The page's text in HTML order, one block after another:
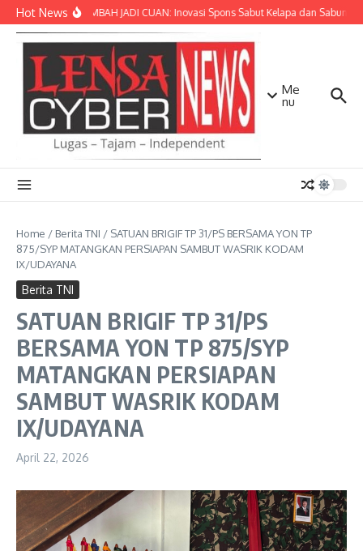
Lewati ke konten
Hot NewsSULAP LIMBAH JADI CUAN: Inovasi Spons Sabut Kelapa dan Sabun
Me
nu
Home / Berita TNI / SATUAN BRIGIF TP 31/PS BERSAMA YON TP
875/SYP MATANGKAN PERSIAPAN SAMBUT WASRIK KODAM
IX/UDAYANA
Berita TNI
SATUAN BRIGIF TP 31/PS
BERSAMA YON TP 875/SYP
MATANGKAN PERSIAPAN
SAMBUT WASRIK KODAM
IX/UDAYANA
April 22, 2026